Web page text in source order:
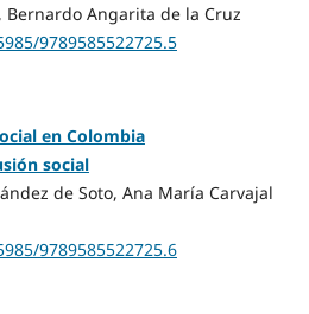
Bernardo Angarita de la Cruz
9789585522725.5
en Colombia
social
de Soto, Ana María Carvajal
9789585522725.6